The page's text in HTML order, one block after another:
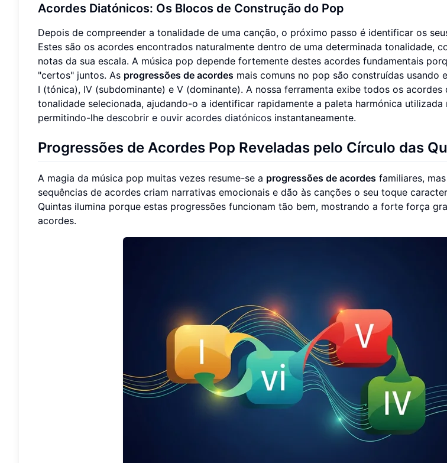
Acordes Diatónicos: Os Blocos de Construção do Pop
Depois de compreender a tonalidade de uma canção, o próximo passo é identificar os
Estes são os acordes encontrados naturalmente dentro de uma determinada tonalidade,
notas da sua escala. A música pop depende fortemente destes acordes fundamentais
"certos" juntos. As progressões de acordes mais comuns no pop são construídas usando
I (tónica), IV (subdominante) e V (dominante). A nossa ferramenta exibe todos os
tonalidade selecionada, ajudando-o a identificar rapidamente a paleta harmónica utilizada
permitindo-lhe descobrir e ouvir acordes diatónicos instantaneamente.
Progressões de Acordes Pop Reveladas pelo Círculo das
A magia da música pop muitas vezes resume-se a progressões de acordes familiares,
sequências de acordes criam narrativas emocionais e dão às canções o seu toque
Quintas ilumina porque estas progressões funcionam tão bem, mostrando a forte força
acordes.